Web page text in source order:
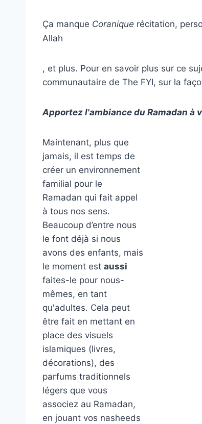
Ça manque Coranique récitation,
Allah
, et plus. Pour en savoir plus sur ce
communautaire de The FYI, sur la
Apportez l'ambiance du Ramadan à
Maintenant, plus que
jamais, il est temps de
créer un environnement
familial pour le
Ramadan qui fait appel
à tous nos sens.
Beaucoup d’entre nous
le font déjà si nous
avons des enfants, mais
le moment est aussi
faites-le pour nous-
mêmes, en tant
qu'adultes. Cela peut
être fait en mettant en
place des visuels
islamiques (livres,
décorations), des
parfums traditionnels
légers que vous
associez au Ramadan,
en jouant vos nasheeds